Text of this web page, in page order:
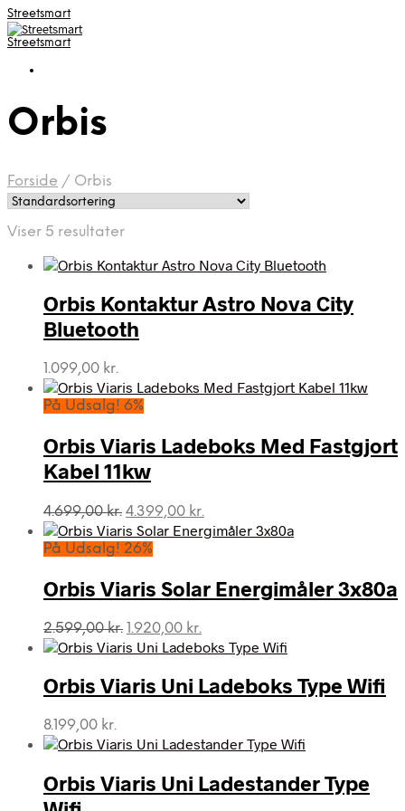
Streetsmart
Streetsmart
Orbis
Forside / Orbis
Viser 5 resultater
Orbis Kontaktur Astro Nova City
Bluetooth
1.099,00 kr.
På Udsalg! 6%
Orbis Viaris Ladeboks Med Fastgjort
Kabel 11kw
4.699,00kr. Den
oprindelige
pris
4.699,00 kr..
4.399,00 kr.
aktuelle
4.399,00 kr..
På Udsalg! 26%
Orbis Viaris Solar Energimåler 3x80a
2.599,00kr. Den
oprindelige
var:
2.599,00 kr..
1.920,00 kr.
aktuelle
er:
1.920,00 kr..
Orbis Viaris Uni Ladeboks Type Wifi
8.199,00 kr.
Orbis Viaris Uni Ladestander Type